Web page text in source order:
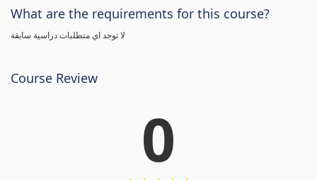
What are the requirements for this course?
لا توجد اي متطلبات دراسية سابقة
Course Review
0